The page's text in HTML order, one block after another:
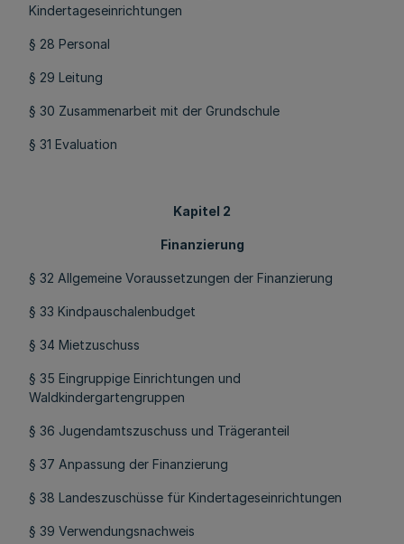
Kindertageseinrichtungen
§ 28 Personal
§ 29 Leitung
§ 30 Zusammenarbeit mit der Grundschule
§ 31 Evaluation
Kapitel 2
Finanzierung
§ 32 Allgemeine Voraussetzungen der Finanzierung
§ 33 Kindpauschalenbudget
§ 34 Mietzuschuss
§ 35 Eingruppige Einrichtungen und
Waldkindergartengruppen
§ 36 Jugendamtszuschuss und Trägeranteil
§ 37 Anpassung der Finanzierung
§ 38 Landeszuschüsse für Kindertageseinrichtungen
§ 39 Verwendungsnachweis